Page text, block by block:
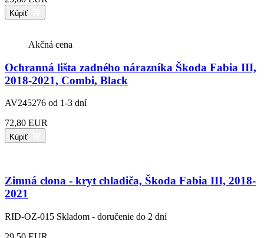
Kúpiť
Akčná cena
Ochranná lišta zadného nárazníka Škoda Fabia III,
2018-2021, Combi, Black
AV245276 od 1-3 dní
72,80 EUR
Kúpiť
Zimná clona - kryt chladiča, Škoda Fabia III, 2018-
2021
RID-OZ-015 Skladom - doručenie do 2 dní